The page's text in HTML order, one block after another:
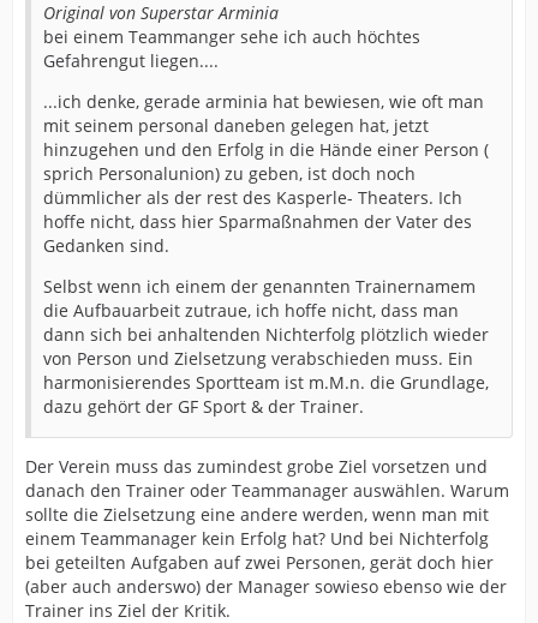
Original von Superstar Arminia
bei einem Teammanger sehe ich auch höchtes
Gefahrengut liegen....
...ich denke, gerade arminia hat bewiesen, wie oft man
mit seinem personal daneben gelegen hat, jetzt
hinzugehen und den Erfolg in die Hände einer Person (
sprich Personalunion) zu geben, ist doch noch
dümmlicher als der rest des Kasperle- Theaters. Ich
hoffe nicht, dass hier Sparmaßnahmen der Vater des
Gedanken sind.
Selbst wenn ich einem der genannten Trainernamem
die Aufbauarbeit zutraue, ich hoffe nicht, dass man
dann sich bei anhaltenden Nichterfolg plötzlich wieder
von Person und Zielsetzung verabschieden muss. Ein
harmonisierendes Sportteam ist m.M.n. die Grundlage,
dazu gehört der GF Sport & der Trainer.
Der Verein muss das zumindest grobe Ziel vorsetzen und
danach den Trainer oder Teammanager auswählen. Warum
sollte die Zielsetzung eine andere werden, wenn man mit
einem Teammanager kein Erfolg hat? Und bei Nichterfolg
bei geteilten Aufgaben auf zwei Personen, gerät doch hier
(aber auch anderswo) der Manager sowieso ebenso wie der
Trainer ins Ziel der Kritik.